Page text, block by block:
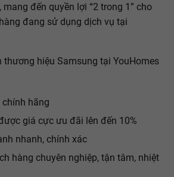
đến quyền lợi “2 trong 1” cho
đang sử dụng dịch vụ tại
hiệu Samsung tại YouHomes
chính hãng
giá cực ưu đãi lên đến 10%
nhanh, chính xác
hàng chuyên nghiệp, tận tâm, nhiệt